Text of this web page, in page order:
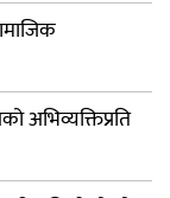
अभिव्यक्तिप्रति